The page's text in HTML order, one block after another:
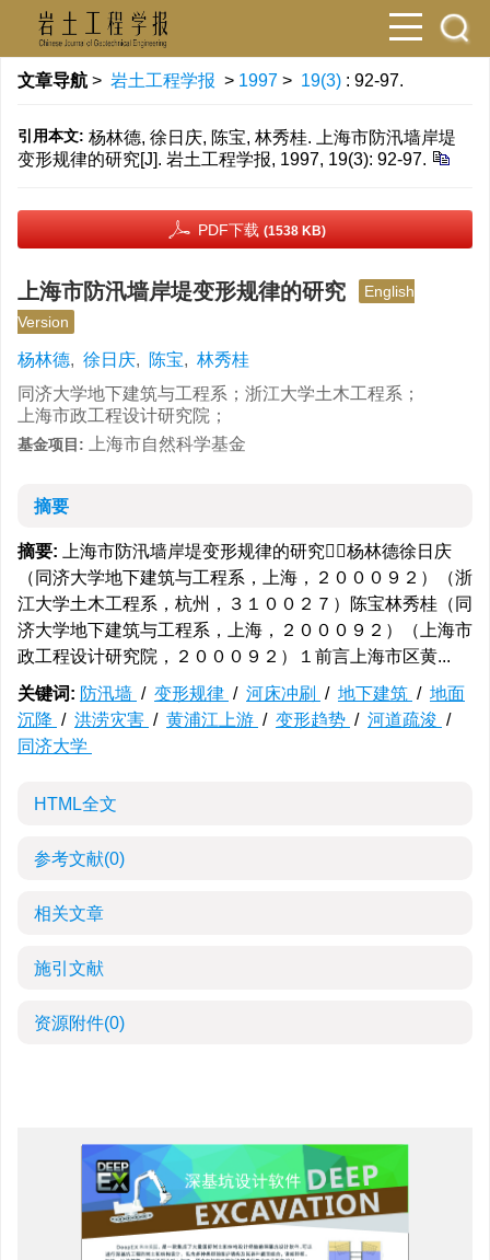
文章导航 > 岩土工程学报 > 1997 > 19(3) : 92-97.
引用本文: 杨林德, 徐日庆, 陈宝, 林秀桂. 上海市防汛墙岸堤
变形规律的研究[J]. 岩土工程学报, 1997, 19(3): 92-97.
PDF下载 (1538 KB)
上海市防汛墙岸堤变形规律的研究
English
Version
杨林德, 徐日庆, 陈宝, 林秀桂
同济大学地下建筑与工程系；浙江大学土木工程系；
上海市政工程设计研究院；
基金项目: 上海市自然科学基金
摘要
摘要: 上海市防汛墙岸堤变形规律的研究杨林德徐日庆
（同济大学地下建筑与工程系，上海，２０００９２）（浙
江大学土木工程系，杭州，３１００２７）陈宝林秀桂（同
济大学地下建筑与工程系，上海，２０００９２）（上海市
政工程设计研究院，２０００９２）１前言上海市区黄...
关键词: 防汛墙 / 变形规律 / 河床冲刷 / 地下建筑 / 地面
沉降 / 洪涝灾害 / 黄浦江上游 / 变形趋势 / 河道疏浚 /
同济大学
HTML全文
参考文献(0)
相关文章
施引文献
资源附件(0)